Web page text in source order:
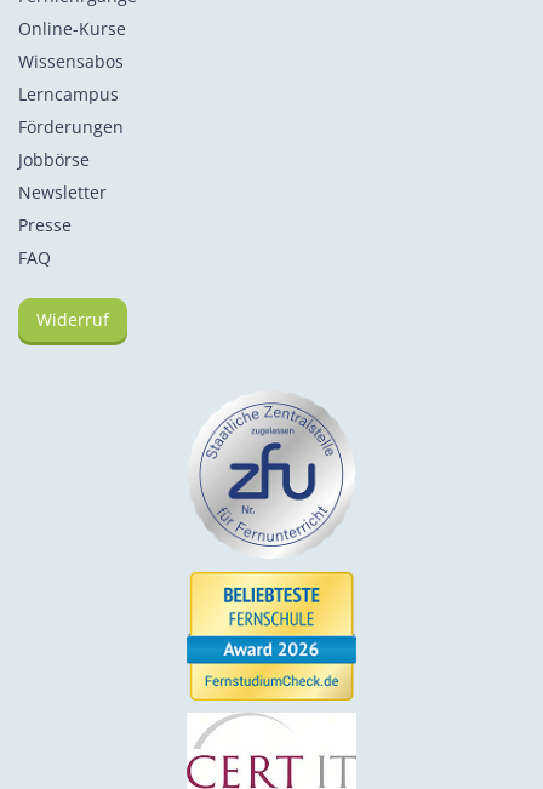
Online-Kurse
Wissensabos
Lerncampus
Förderungen
Jobbörse
Newsletter
Presse
FAQ
Widerruf